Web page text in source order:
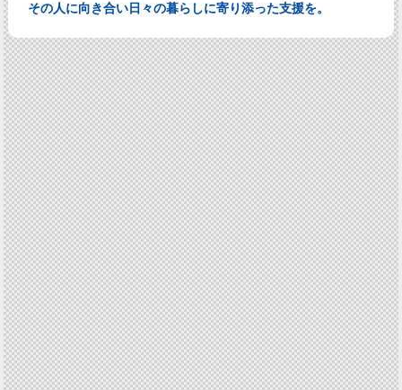
その人に向き合い日々の暮らしに寄り添った支援を。